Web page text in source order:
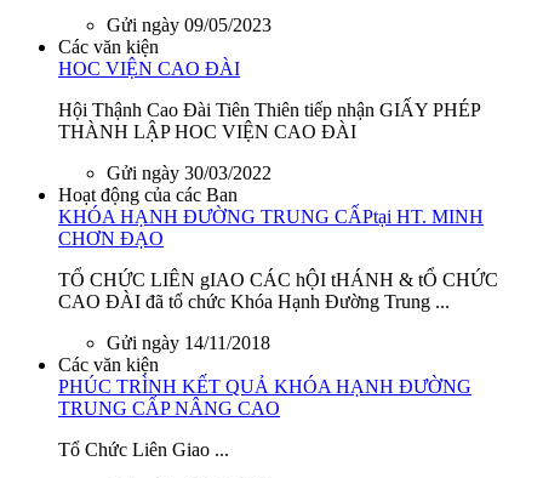
Gửi ngày 09/05/2023
Các văn kiện
HOC VIỆN CAO ĐÀI
Hội Thậnh Cao Đài Tiên Thiên tiếp nhận GIẤY PHÉP
THÀNH LẬP HOC VIỆN CAO ĐÀI
Gửi ngày 30/03/2022
Hoạt động của các Ban
KHÓA HẠNH ĐƯỜNG TRUNG CẤPtại HT. MINH
CHƠN ĐẠO
TỔ CHỨC LIÊN gIAO CÁC hỘI tHÁNH & tỔ CHỨC
CAO ĐÀI đã tổ chức Khóa Hạnh Đường Trung ...
Gửi ngày 14/11/2018
Các văn kiện
PHÚC TRÌNH KẾT QUẢ KHÓA HẠNH ĐƯỜNG
TRUNG CẤP NÂNG CAO
Tổ Chức Liên Giao ...